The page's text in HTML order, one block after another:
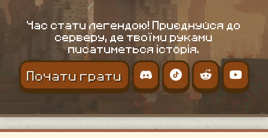
Час стати легендою! Приєднуйся до
серверу, де твоїми руками
писатиметься історія.
Почати грати